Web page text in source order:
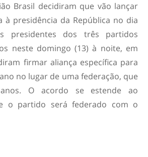
Brasil decidiram que vão lançar
à presidência da República no dia
presidentes dos três partidos
neste domingo (13) à noite, em
firmar aliança específica para
no lugar de uma federação, que
O acordo se estende ao
o partido será federado com o